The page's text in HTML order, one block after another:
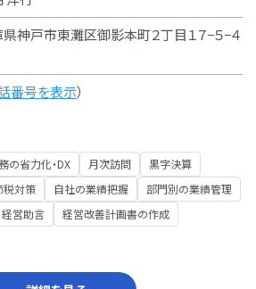
神戸市東灘区御影本町２丁目１７−５−４
番号を表示）
の省力化・DX 月次訪問
黒字決算
税対策 自社の業績把握
部門別の業績管理
経営助言
経営改善計画書の作成